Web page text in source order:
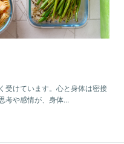
受けています。心と身体は密接
考や感情が、身体...